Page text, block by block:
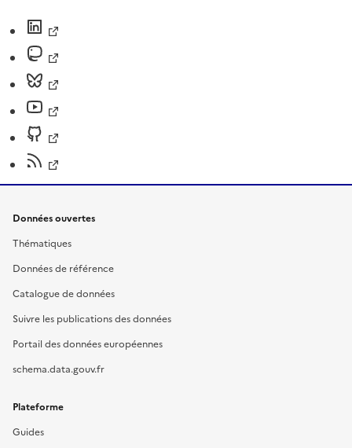
Données ouvertes
Thématiques
Données de référence
Catalogue de données
Suivre les publications des données
Portail des données européennes
schema.data.gouv.fr
Plateforme
Guides